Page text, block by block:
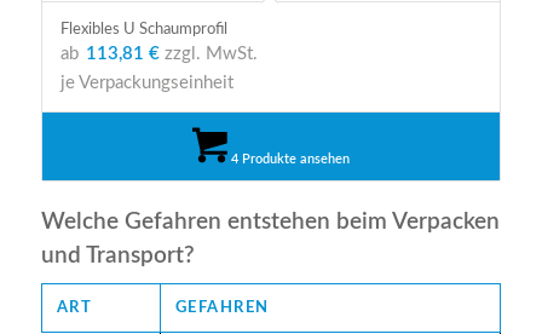
Flexibles U Schaumprofil
ab 113,81 €zzgl. MwSt.
je Verpackungseinheit
4 Produkte ansehen
Welche Gefahren entstehen beim Verpacken
und Transport?
ART GEFAHREN